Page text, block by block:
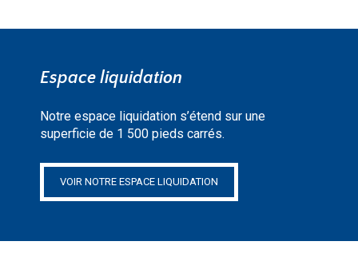
Espace liquidation
Notre espace liquidation s’étend sur une
superficie de 1 500 pieds carrés.
VOIR NOTRE ESPACE LIQUIDATION